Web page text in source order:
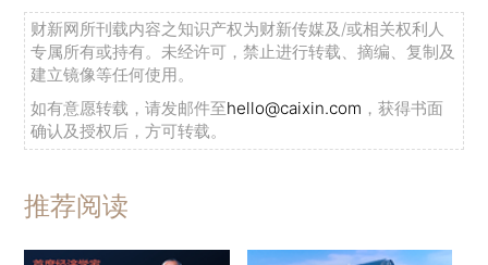
财新网所刊载内容之知识产权为财新传媒及/或相关权利人
专属所有或持有。未经许可，禁止进行转载、摘编、复制及
建立镜像等任何使用。
如有意愿转载，请发邮件至hello@caixin.com ，获得书面
确认及授权后，方可转载。
推荐阅读